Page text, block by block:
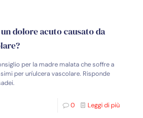
dolore acuto causato da
per la madre malata che soffre a
per un'ulcera vascolare. Risponde
0 Leggi di più